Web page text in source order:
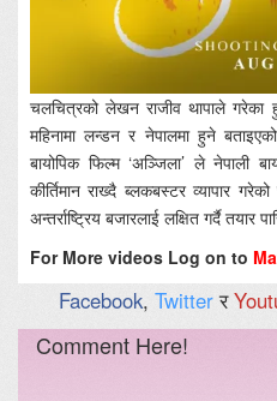
चलचित्रको लेखन राजीव थापाले
महिनामा लन्डन र नेपालमा हुने
बायोपिक फिल्म ‘अञ्जिला’ ले नेपाली
कीर्तिमान राख्दै ब्लकबस्टर व्यापार
अन्तर्राष्ट्रिय बजारलाई लक्षित गर्दै तयार
For More videos Log on to
Facebook, Twitterर
Comment Here!